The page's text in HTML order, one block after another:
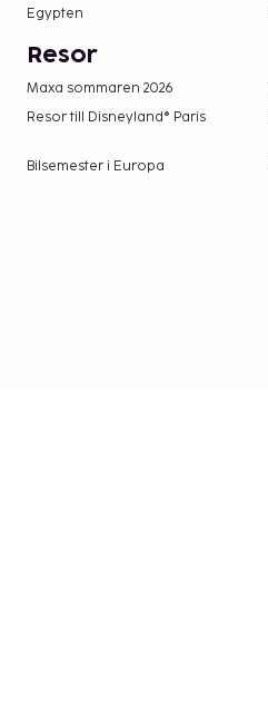
Egypten
Resor
Maxa sommaren 2026
Resor till Disneyland® Paris
Bilsemester i Europa